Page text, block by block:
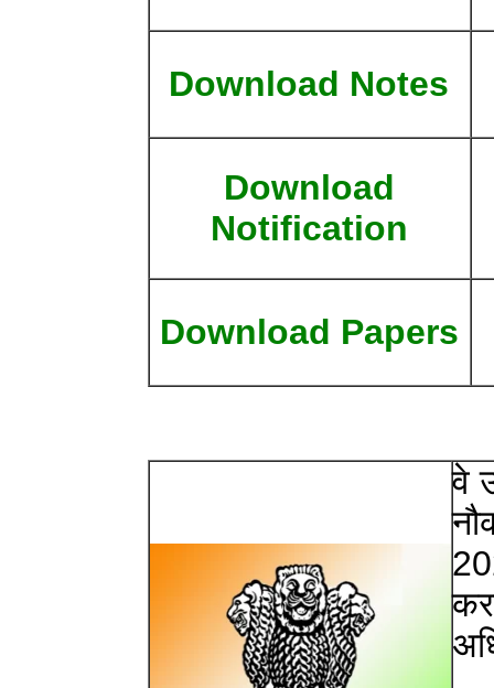
Download Notes
Download
Notification
Download Papers
वे